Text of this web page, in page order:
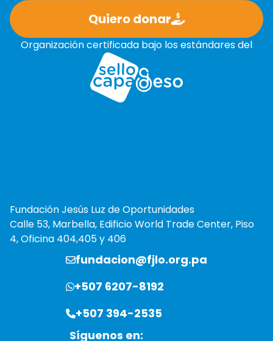
Quiero donar
Organización certificada bajo los estándares del
Fundación Jesús Luz de Oportunidades
Calle 53, Marbella, Edificio World Trade Center, Piso
4, Oficina 404,405 y 406
fundacion@fjlo.org.pa
+507 6207-8192
+507 394-2535
Síguenos en: